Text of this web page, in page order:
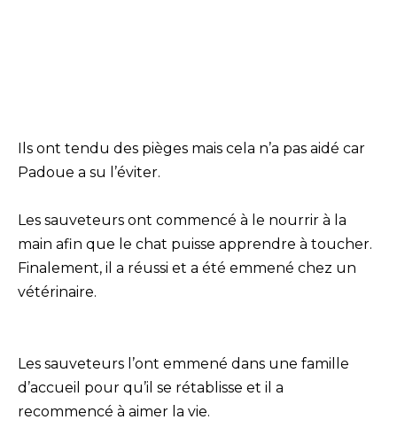
Ils ont tendu des pièges mais cela n’a pas aidé car
Padoue a su l’éviter.
Les sauveteurs ont commencé à le nourrir à la
main afin que le chat puisse apprendre à toucher.
Finalement, il a réussi et a été emmené chez un
vétérinaire.
Les sauveteurs l’ont emmené dans une famille
d’accueil pour qu’il se rétablisse et il a
recommencé à aimer la vie.